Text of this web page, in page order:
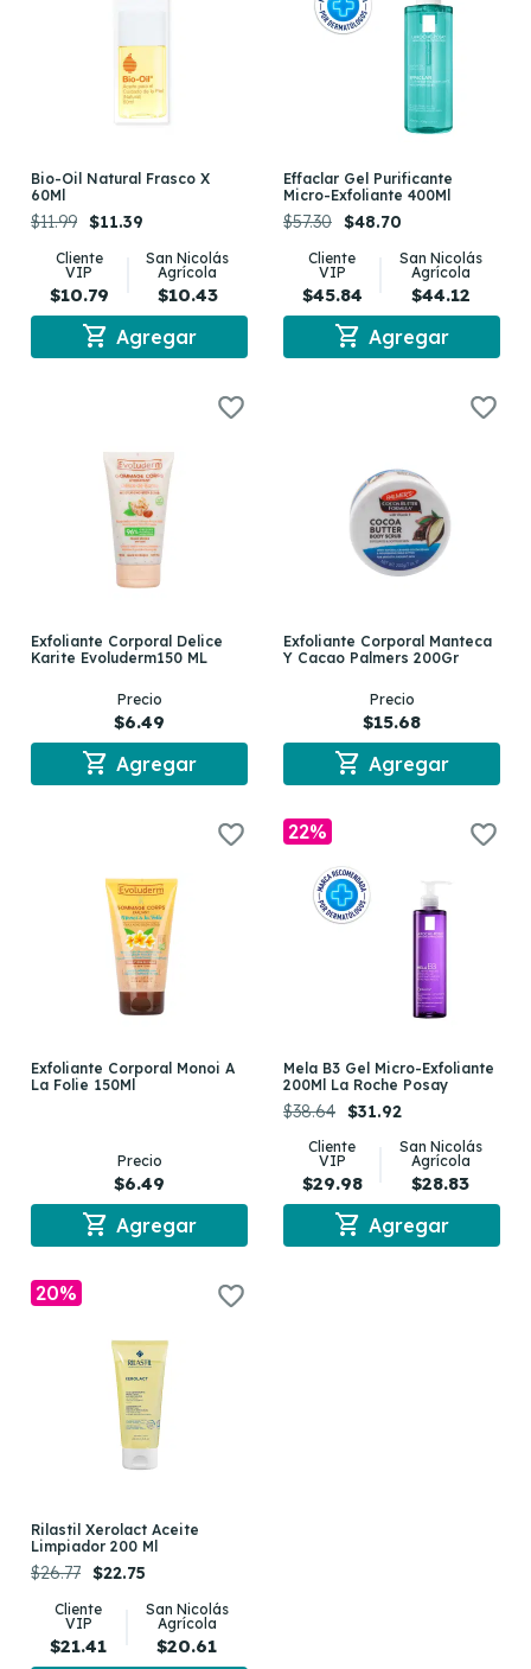
Bio-Oil Natural Frasco X
60Ml
$11.99 $11.39
Cliente
VIP
$10.79
San Nicolás
Agrícola
$10.43
shopping_cart Agregar
Effaclar Gel Purificante
Micro-Exfoliante 400Ml
$57.30 $48.70
Cliente
VIP
$45.84
San Nicolás
Agrícola
$44.12
shopping_cart Agregar
Exfoliante Corporal Delice
Karite Evoluderm150 ML
Precio
$6.49
shopping_cart Agregar
Exfoliante Corporal Manteca
Y Cacao Palmers 200Gr
Precio
$15.68
shopping_cart Agregar
Exfoliante Corporal Monoi A
La Folie 150Ml
Precio
$6.49
shopping_cart Agregar
22%
Mela B3 Gel Micro-Exfoliante
200Ml La Roche Posay
$38.64 $31.92
Cliente
VIP
$29.98
San Nicolás
Agrícola
$28.83
shopping_cart Agregar
20%
Rilastil Xerolact Aceite
Limpiador 200 Ml
$26.77 $22.75
Cliente
VIP
$21.41
San Nicolás
Agrícola
$20.61